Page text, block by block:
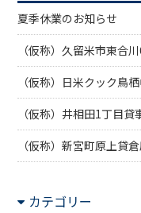
夏季休業のお知らせ
（仮称）久留米市東合
（仮称）日米クック鳥
（仮称）井相田1丁目
（仮称）新宮町原上貸
カテゴリー